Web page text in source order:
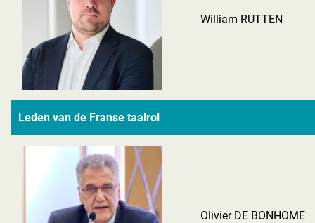
William RUTTEN
Leden van de Franse taalrol
Olivier DE BONHOME